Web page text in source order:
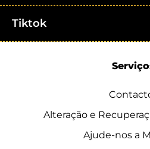
Tiktok
Alteração e
Ajude-nos a